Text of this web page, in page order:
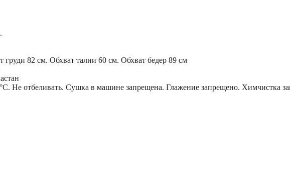
82 см. Обхват талии 60 см. Обхват бедер 89 см
Не отбеливать. Сушка в машине запрещена. Глажение запрещено. Химчистка